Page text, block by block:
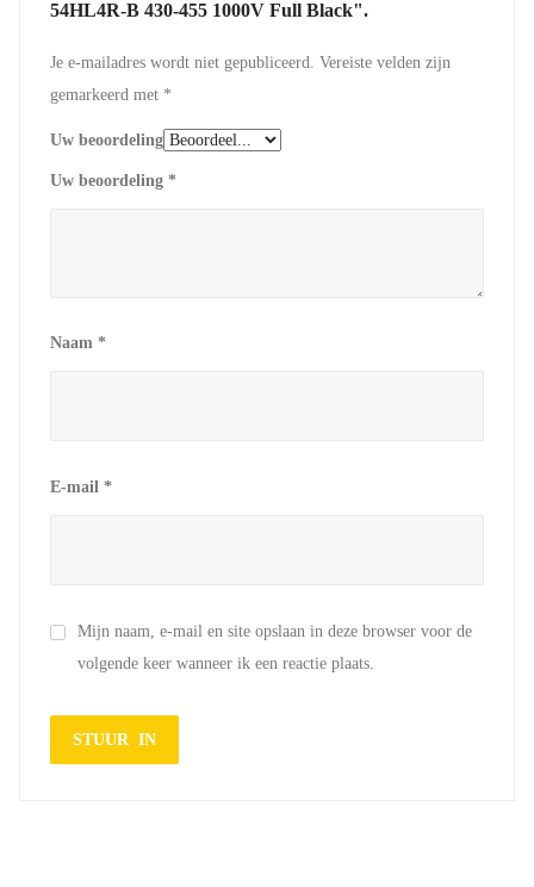
54HL4R-B 430-455 1000V Full Black".
Je e-mailadres wordt niet gepubliceerd. Vereiste velden zijn
gemarkeerd met *
Uw beoordeling
Uw beoordeling *
Naam *
E-mail *
Mijn naam, e-mail en site opslaan in deze browser voor de
volgende keer wanneer ik een reactie plaats.